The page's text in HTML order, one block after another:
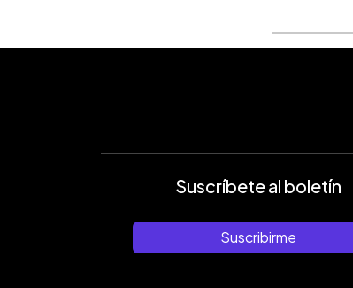
Suscríbete al boletín
Suscribirme